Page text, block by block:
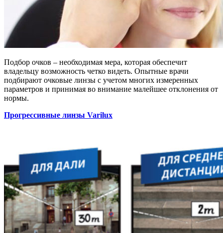
Подбор очков – необходимая мера, которая обеспечит
владельцу возможность четко видеть. Опытные врачи
подбирают очковые линзы с учетом многих измеренных
параметров и принимая во внимание малейшее отклонения от
нормы.
Прогрессивные линзы Varilux